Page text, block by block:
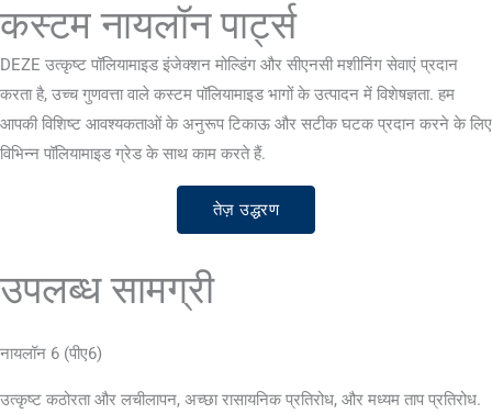
कस्टम नायलॉन पार्ट्स
DEZE उत्कृष्ट पॉलियामाइड इंजेक्शन मोल्डिंग और सीएनसी मशीनिंग सेवाएं प्रदान
करता है, उच्च गुणवत्ता वाले कस्टम पॉलियामाइड भागों के उत्पादन में विशेषज्ञता. हम
आपकी विशिष्ट आवश्यकताओं के अनुरूप टिकाऊ और सटीक घटक प्रदान करने के लिए
विभिन्न पॉलियामाइड ग्रेड के साथ काम करते हैं.
तेज़ उद्धरण
उपलब्ध सामग्री
नायलॉन 6 (पीए6)
उत्कृष्ट कठोरता और लचीलापन, अच्छा रासायनिक प्रतिरोध, और मध्यम ताप प्रतिरोध.